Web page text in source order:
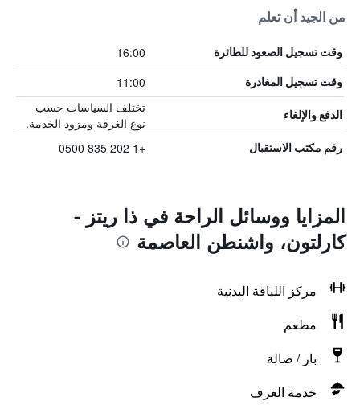
من الجيد أن تعلم
وقت تسجيل الصعود للطائرة 16:00
وقت تسجيل المغادرة 11:00
الدفع والإلغاء
تختلف السياسات حسب
نوع الغرفة ومزود الخدمة.
رقم مكتب الاستقبال +1 202 835 0500
المزايا ووسائل الراحة في ذا ريتز -
كارلتون، واشنطن العاصمة
مركز اللياقة البدنية
مطعم
بار / صالة
خدمة الغرف